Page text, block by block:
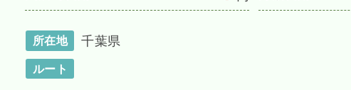
所在地 千葉県
ルート